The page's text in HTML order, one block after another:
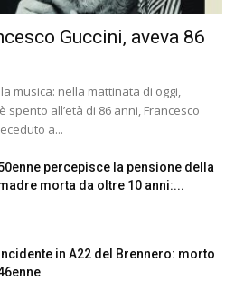
Guccini, aveva 86
musica: nella mattinata di oggi,
spento all’età di 86 anni, Francesco
a...
percepisce la pensione della
morta da oltre 10 anni:...
Incidente in A22 del Brennero: morto